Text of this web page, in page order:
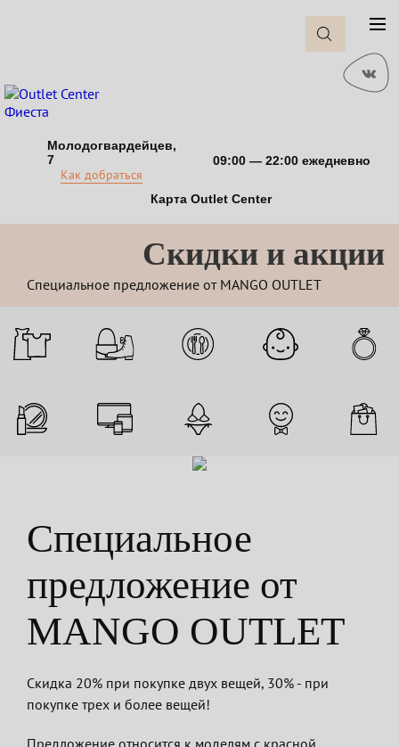
Молодогвардейцев,
7
Как добраться
09:00 — 22:00 ежедневно
Карта Outlet Center
Cкидки и акции
Специальное предложение от MANGO OUTLET
Специальное
предложение от
MANGO OUTLET
Скидка 20% при покупке двух вещей, 30% - при
покупке трех и более вещей!
Предложение относится к моделям с красной